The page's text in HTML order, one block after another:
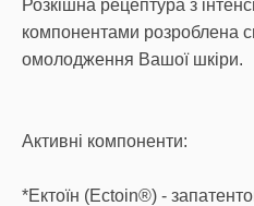
Розкішна рецептура з
компонентами розроблена
омолодження Вашої шкіри.
Активні компоненти:
*Ектоїн (Ectoin®) -